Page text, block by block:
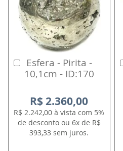
Esfera - Pirita -
10,1cm - ID:170
R$ 2.360,00
R$ 2.242,00 à vista com 5%
de desconto ou 6x de R$
393,33 sem juros.
Comprar